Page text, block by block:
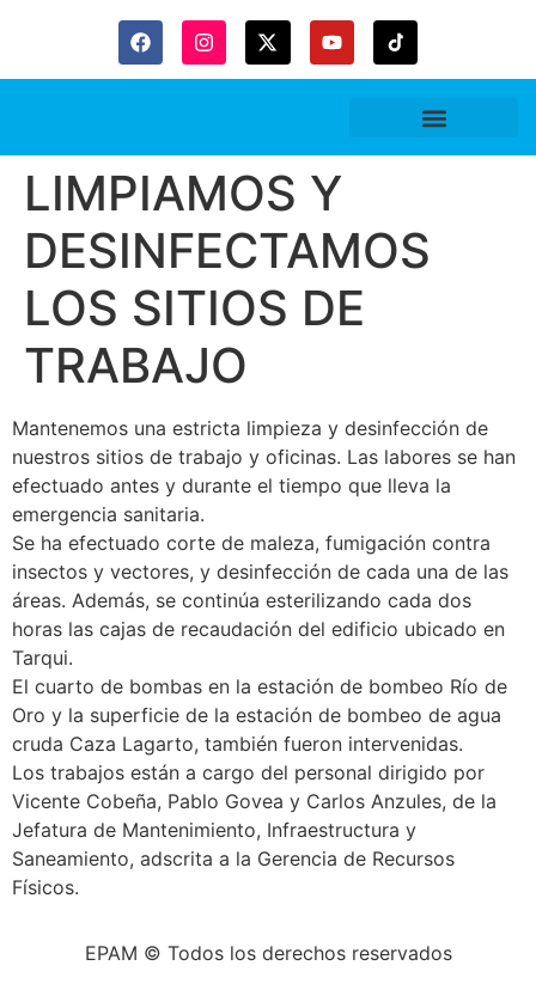
LIMPIAMOS Y
DESINFECTAMOS
LOS SITIOS DE
TRABAJO
Mantenemos una estricta limpieza y desinfección de
nuestros sitios de trabajo y oficinas. Las labores se han
efectuado antes y durante el tiempo que lleva la
emergencia sanitaria.
Se ha efectuado corte de maleza, fumigación contra
insectos y vectores, y desinfección de cada una de las
áreas. Además, se continúa esterilizando cada dos
horas las cajas de recaudación del edificio ubicado en
Tarqui.
El cuarto de bombas en la estación de bombeo Río de
Oro y la superficie de la estación de bombeo de agua
cruda Caza Lagarto, también fueron intervenidas.
Los trabajos están a cargo del personal dirigido por
Vicente Cobeña, Pablo Govea y Carlos Anzules, de la
Jefatura de Mantenimiento, Infraestructura y
Saneamiento, adscrita a la Gerencia de Recursos
Físicos.
EPAM © Todos los derechos reservados